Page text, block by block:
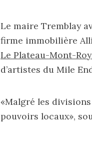
Le maire Tremblay
firme immobilière
Le Plateau-Mont-
d’artistes du Mile
«Malgré les
pouvoirs locaux»,